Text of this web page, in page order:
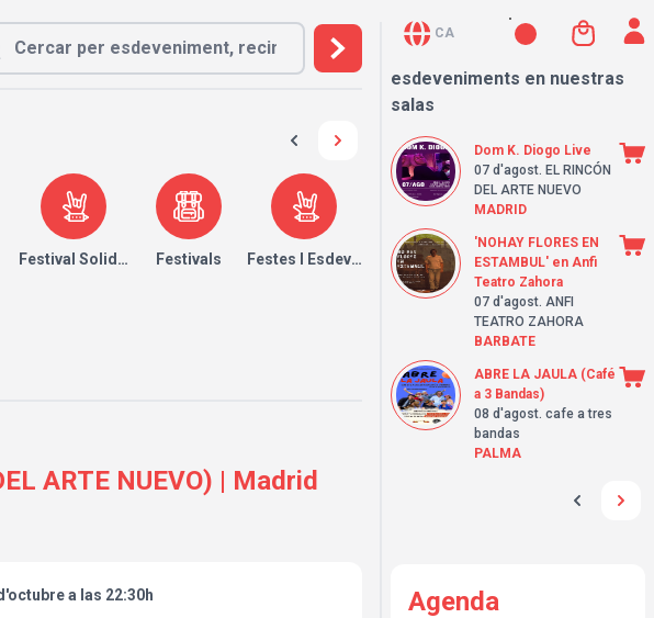
Festival Solidari Festivals Festes I Esdeveniments
ARTE NUEVO) | Madrid
a las 22:30h
CA
esdeveniments en nuestras
salas
Dom K. Diogo Live
07 d'agost. EL RINCÓN
DEL ARTE NUEVO
MADRID
'NOHAY FLORES EN
ESTAMBUL' en Anfi
Teatro Zahora
07 d'agost. ANFI
TEATRO ZAHORA
BARBATE
ABRE LA JAULA (Café
a 3 Bandas)
08 d'agost. cafe a tres
bandas
PALMA
Agenda